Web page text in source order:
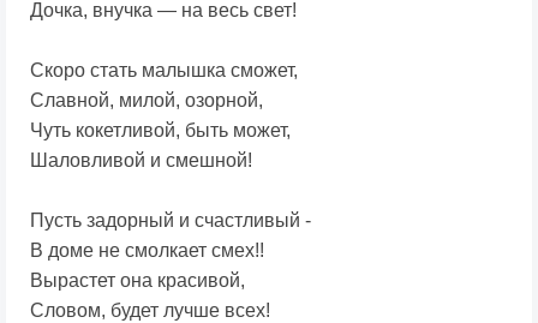
Дочка, внучка — на весь свет!
Скоро стать малышка сможет,
Славной, милой, озорной,
Чуть кокетливой, быть может,
Шаловливой и смешной!
Пусть задорный и счастливый -
В доме не смолкает смех!!
Вырастет она красивой,
Словом, будет лучше всех!